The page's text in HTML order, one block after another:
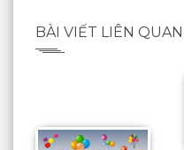
BÀI VIẾT LIÊN QUAN